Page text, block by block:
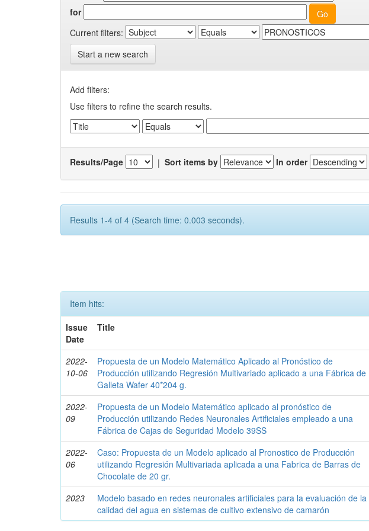
for
Current filters:
Start a new search
Add filters:
Use filters to refine the search results.
Results/Page | Sort items by In order
Results 1-4 of 4 (Search time: 0.003 seconds).
Item hits:
Issue
Date
Title
2022-
10-06
Propuesta de un Modelo Matemático Aplicado al Pronóstico de
Producción utilizando Regresión Multivariado aplicado a una Fábrica de
Galleta Wafer 40*204 g.
2022-
09
Propuesta de un Modelo Matemático aplicado al pronóstico de
Producción utilizando Redes Neuronales Artificiales empleado a una
Fábrica de Cajas de Seguridad Modelo 39SS
2022-
06
Caso: Propuesta de un Modelo aplicado al Pronostico de Producción
utilizando Regresión Multivariada aplicada a una Fabrica de Barras de
Chocolate de 20 gr.
2023
Modelo basado en redes neuronales artificiales para la evaluación de la
calidad del agua en sistemas de cultivo extensivo de camarón